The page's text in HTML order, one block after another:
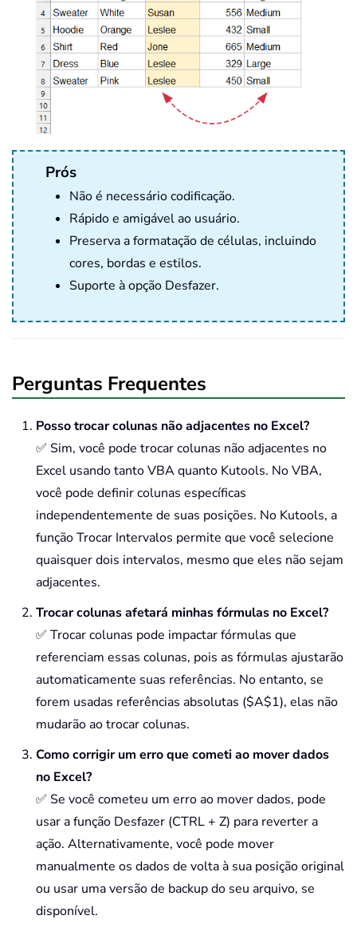
Prós
Não é necessário codificação.
Rápido e amigável ao usuário.
Preserva a formatação de células, incluindo
cores, bordas e estilos.
Suporte à opção Desfazer.
Perguntas Frequentes
Posso trocar colunas não adjacentes no Excel?
✅ Sim, você pode trocar colunas não adjacentes no
Excel usando tanto VBA quanto Kutools. No VBA,
você pode definir colunas específicas
independentemente de suas posições. No Kutools, a
função Trocar Intervalos permite que você selecione
quaisquer dois intervalos, mesmo que eles não sejam
adjacentes.
Trocar colunas afetará minhas fórmulas no Excel?
✅ Trocar colunas pode impactar fórmulas que
referenciam essas colunas, pois as fórmulas ajustarão
automaticamente suas referências. No entanto, se
forem usadas referências absolutas ($A$1), elas não
mudarão ao trocar colunas.
Como corrigir um erro que cometi ao mover dados
no Excel?
✅ Se você cometeu um erro ao mover dados, pode
usar a função Desfazer (CTRL + Z) para reverter a
ação. Alternativamente, você pode mover
manualmente os dados de volta à sua posição original
ou usar uma versão de backup do seu arquivo, se
disponível.